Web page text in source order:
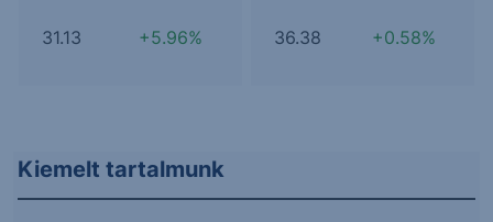
31.13 +5.96% 36.38 +0.58%
Kiemelt tartalmunk